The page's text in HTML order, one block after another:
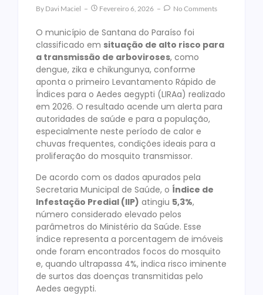
By Davi Maciel Fevereiro 6, 2026 No Comments
O município de Santana do Paraíso foi
classificado em situação de alto risco para
a transmissão de arboviroses, como
dengue, zika e chikungunya, conforme
aponta o primeiro Levantamento Rápido de
Índices para o Aedes aegypti (LIRAa) realizado
em 2026. O resultado acende um alerta para
autoridades de saúde e para a população,
especialmente neste período de calor e
chuvas frequentes, condições ideais para a
proliferação do mosquito transmissor.
De acordo com os dados apurados pela
Secretaria Municipal de Saúde, o Índice de
Infestação Predial (IIP) atingiu 5,3%,
número considerado elevado pelos
parâmetros do Ministério da Saúde. Esse
índice representa a porcentagem de imóveis
onde foram encontrados focos do mosquito
e, quando ultrapassa 4%, indica risco iminente
de surtos das doenças transmitidas pelo
Aedes aegypti.